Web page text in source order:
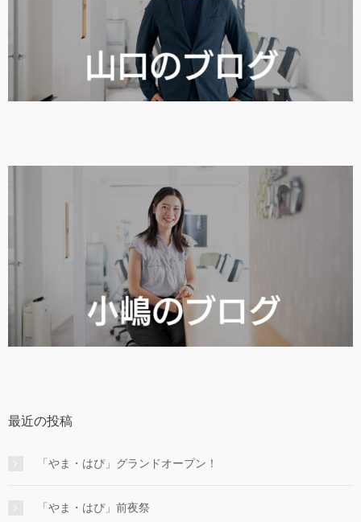
最近の投稿
「やま・はぴ」グランドオープン！
「やま・はぴ」前夜祭